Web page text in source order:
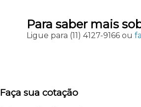
Para saber mais
Ligue para (11) 4127-9166ou
Faça sua cotação